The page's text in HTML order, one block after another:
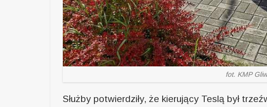
fot. KMP
Służby potwierdziły, że kierujący Teslą był